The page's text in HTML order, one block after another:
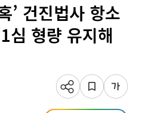
’ 건진법사 항소
형량 유지해